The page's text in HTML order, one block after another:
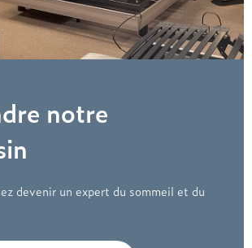
notre
devenir un expert du sommeil et du